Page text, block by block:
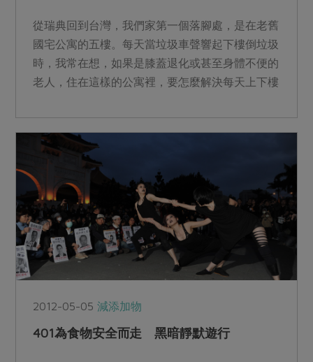
從瑞典回到台灣，我們家第一個落腳處，是在老舊
國宅公寓的五樓。每天當垃圾車聲響起下樓倒垃圾
時，我常在想，如果是膝蓋退化或甚至身體不便的
老人，住在這樣的公寓裡，要怎麼解決每天上下樓
2012-05-05減添加物
401為食物安全而走 黑暗靜默遊行